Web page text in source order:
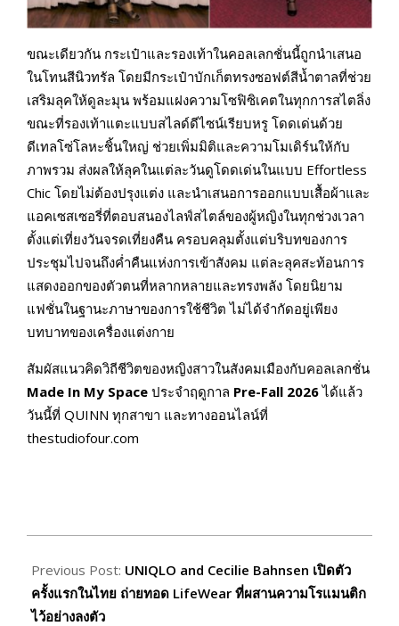
ขณะเดียวกัน กระเป๋าและรองเท้าในคอลเลกชั่นนี้ถูกนำเสนอ
ในโทนสีนิวทรัล โดยมีกระเป๋าบักเก็ตทรงซอฟต์สีน้ำตาลที่ช่วย
เสริมลุคให้ดูละมุน พร้อมแฝงความโซฟิซิเคตในทุกการสไตลิ่ง
ขณะที่รองเท้าแตะแบบสไลด์ดีไซน์เรียบหรู โดดเด่นด้วย
ดีเทลโซ่โลหะชิ้นใหญ่ ช่วยเพิ่มมิติและความโมเดิร์นให้กับ
ภาพรวม ส่งผลให้ลุคในแต่ละวันดูโดดเด่นในแบบ Effortless
Chic โดยไม่ต้องปรุงแต่ง และนำเสนอการออกแบบเสื้อผ้าและ
แอคเซสเซอรี่ที่ตอบสนองไลฟ์สไตล์ของผู้หญิงในทุกช่วงเวลา
ตั้งแต่เที่ยงวันจรดเที่ยงคืน ครอบคลุมตั้งแต่บริบทของการ
ประชุมไปจนถึงค่ำคืนแห่งการเข้าสังคม แต่ละลุคสะท้อนการ
แสดงออกของตัวตนที่หลากหลายและทรงพลัง โดยนิยาม
แฟชั่นในฐานะภาษาของการใช้ชีวิต ไม่ได้จำกัดอยู่เพียง
บทบาทของเครื่องแต่งกาย
สัมผัสแนวคิดวิถีชีวิตของหญิงสาวในสังคมเมืองกับคอลเลกชั่น
Made In My Space ประจำฤดูกาล Pre-Fall 2026ได้แล้ว
วันนี้ที่ QUINN ทุกสาขา และทางออนไลน์ที่
thestudiofour.com
05-
21
Previous Post: UNIQLO and Cecilie Bahnsen เปิดตัว
ครั้งแรกในไทย ถ่ายทอด LifeWear ที่ผสานความโรแมนติก
ไว้อย่างลงตัว